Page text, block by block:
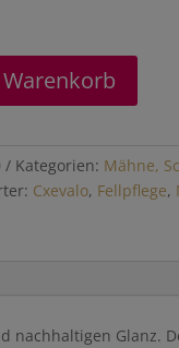
Kategorien: Mähne,
Cxevalo, Fellpflege,
nachhaltigen Glanz.